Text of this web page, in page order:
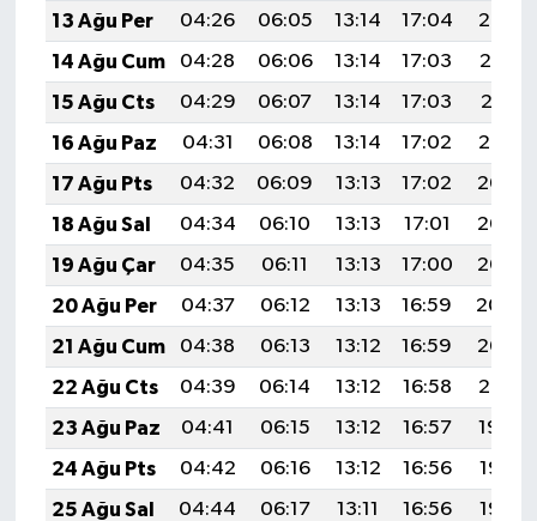
13 Ağu Per
04:26 06:05 13:14 17:04
20:14
14 Ağu Cum
04:28 06:06 13:14 17:03
20:12
15 Ağu Cts
04:29 06:07 13:14 17:03
20:11
16 Ağu Paz
04:31 06:08 13:14 17:02
20:10
17 Ağu Pts
04:32 06:09 13:13 17:02
20:08
18 Ağu Sal
04:34 06:10 13:13 17:01
20:07
19 Ağu Çar
04:35 06:11 13:13 17:00
20:05
20 Ağu Per
04:37 06:12 13:13 16:59
20:04
21 Ağu Cum
04:38 06:13 13:12 16:59
20:02
22 Ağu Cts
04:39 06:14 13:12 16:58
20:01
23 Ağu Paz
04:41 06:15 13:12 16:57
19:59
24 Ağu Pts
04:42 06:16 13:12 16:56
19:58
25 Ağu Sal
04:44 06:17 13:11 16:56 19:56